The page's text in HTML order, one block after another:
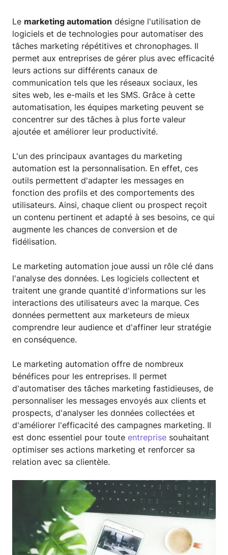
Le marketing automation désigne l'utilisation de
logiciels et de technologies pour automatiser des
tâches marketing répétitives et chronophages. Il
permet aux entreprises de gérer plus avec efficacité
leurs actions sur différents canaux de
communication tels que les réseaux sociaux, les
sites web, les e-mails et les SMS. Grâce à cette
automatisation, les équipes marketing peuvent se
concentrer sur des tâches à plus forte valeur
ajoutée et améliorer leur productivité.
L'un des principaux avantages du marketing
automation est la personnalisation. En effet, ces
outils permettent d'adapter les messages en
fonction des profils et des comportements des
utilisateurs. Ainsi, chaque client ou prospect reçoit
un contenu pertinent et adapté à ses besoins, ce qui
augmente les chances de conversion et de
fidélisation.
Le marketing automation joue aussi un rôle clé dans
l'analyse des données. Les logiciels collectent et
traitent une grande quantité d'informations sur les
interactions des utilisateurs avec la marque. Ces
données permettent aux marketeurs de mieux
comprendre leur audience et d'affiner leur stratégie
en conséquence.
Le marketing automation offre de nombreux
bénéfices pour les entreprises. Il permet
d'automatiser des tâches marketing fastidieuses, de
personnaliser les messages envoyés aux clients et
prospects, d'analyser les données collectées et
d'améliorer l'efficacité des campagnes marketing. Il
est donc essentiel pour toute entreprise souhaitant
optimiser ses actions marketing et renforcer sa
relation avec sa clientèle.